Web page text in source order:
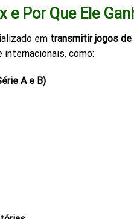
e Por Que Ele
em transmitir jogos
como:
A e B)